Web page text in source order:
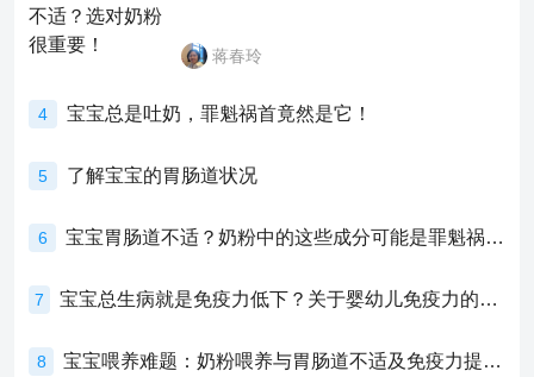
蒋春玲
4 宝宝总是吐奶，罪魁祸首竟然是它！
5 了解宝宝的胃肠道状况
6 宝宝胃肠道不适？奶粉中的这些成分可能是罪魁祸首！
7 宝宝总生病就是免疫力低下？关于婴幼儿免疫力的真相，家长必须了解！
8 宝宝喂养难题：奶粉喂养与胃肠道不适及免疫力提升的奥秘